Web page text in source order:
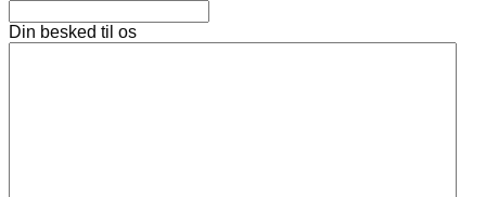
Din besked til os